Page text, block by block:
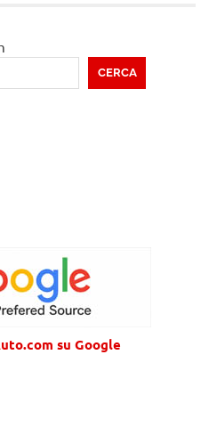
CERCA
su Google